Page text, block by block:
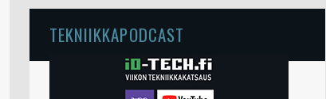
TEKNIIKKAPODCAST